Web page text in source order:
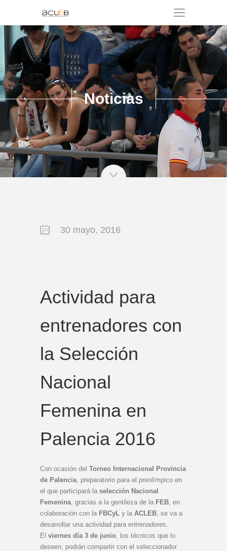
Noticias
30 mayo, 2016
Actividad para
entrenadores con
la Selección
Nacional
Femenina en
Palencia 2016
Con ocasión del Torneo Internacional Provincia
de Palencia, preparatorio para el preolímpico en
el que participará la selección Nacional
Femenina, gracias a la gentileza de la FEB, en
colaboración con la FBCyL y la ACLEB, se va a
desarrollar una actividad para entrenadores.
El viernes día 3 de junio, los técnicos que lo
deseen, podrán compartir con el seleccionador